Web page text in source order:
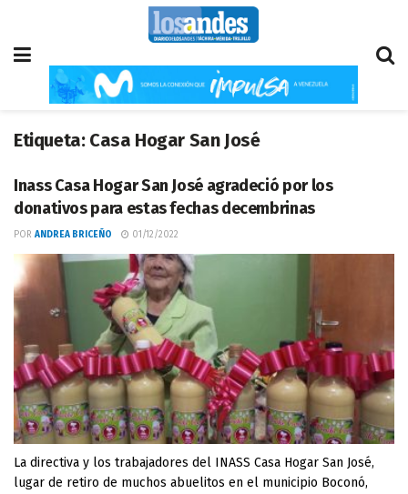
Etiqueta: Casa Hogar San José
Inass Casa Hogar San José agradeció por los
donativos para estas fechas decembrinas
POR ANDREA BRICEÑO 01/12/2022
La directiva y los trabajadores del INASS Casa Hogar San José,
lugar de retiro de muchos abuelitos en el municipio Boconó,